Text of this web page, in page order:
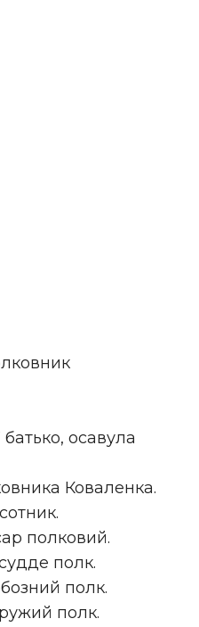
осавула
Коваленка.
полковий.
полк.
полк.
полк.